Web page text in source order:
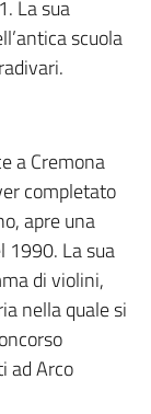
La sua
scuola
a Cremona
completato
apre una
1990. La sua
di violini,
nella quale si
ad Arco